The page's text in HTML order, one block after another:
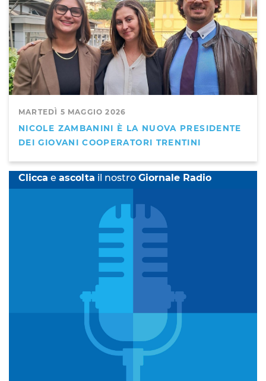
MARTEDÌ 5 MAGGIO 2026
NICOLE ZAMBANINI È LA NUOVA PRESIDENTE
DEI GIOVANI COOPERATORI TRENTINI
Clicca e ascolta il nostro Giornale Radio